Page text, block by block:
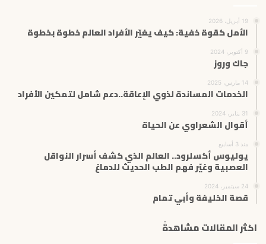
19 أبريل، 2026
الأمل كقوة خفية: كيف يغيّر الأفراد العالم خطوة بخطوة
9 أكتوبر، 2024
جاك وروز
14 مارس، 2025
الخدمات المساندة لذوي الإعاقة..دعم شامل لتمكين الأفراد
31 يناير، 2024
أقوال الشعراوي عن الحياة
منذ 3 أسابيع
يوليوس أكسلرود.. العالم الذي كشف أسرار النواقل
العصبية وغيّر فهم الطب الحديث للدماغ
24 سبتمبر، 2024
قصة الخليفة وأبي تمام
اكثر المقالات مشاهدةً